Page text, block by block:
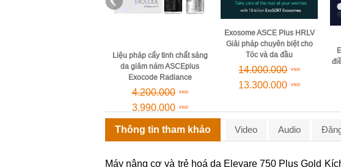
Liệu pháp cấy tinh chất sáng
da giảm nám ASCEplus
Exocode Radiance
4.200.000
3.990.000
Exosome ASCE Plus HRLV
Giải pháp chuyên biệt cho
Tóc và da đầu
14.000.000
13.300.000
Thông tin tham khảo Video Audio
Máy nâng cơ và trẻ hoá da Elevare 750 Plus Gold